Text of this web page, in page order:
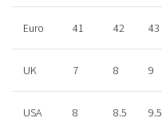
Euro 41 42 43
UK 7 8 9
USA 8 8.5 9.5